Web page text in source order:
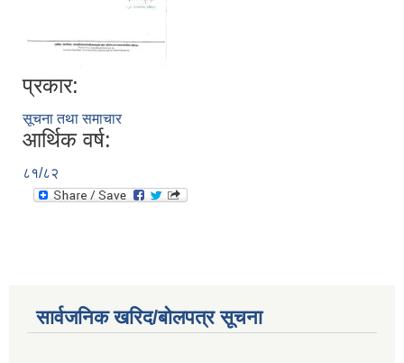
प्रकार:
सूचना तथा समाचार
आर्थिक वर्ष:
८१/८२
सार्वजनिक खरिद/बोलपत्र सूचना